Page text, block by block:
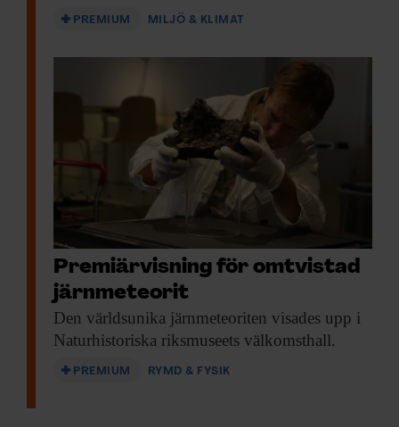
PREMIUM MILJÖ & KLIMAT
Premiärvisning för omtvistad
järnmeteorit
Den världsunika järnmeteoriten visades upp i
Naturhistoriska riksmuseets välkomsthall.
PREMIUM RYMD & FYSIK